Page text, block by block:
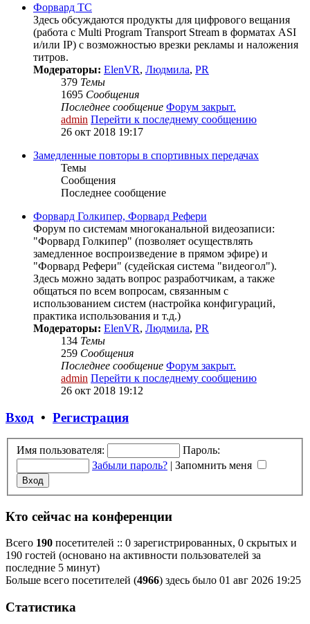
Форвард ТС
Здесь обсуждаются продукты для цифрового вещания
(работа с Multi Program Transport Stream в форматах ASI
и/или IP) с возможностью врезки рекламы и наложения
титров.
Модераторы: ElenVR, Людмила, PR
379 Темы
1695 Сообщения
Последнее сообщение Форум закрыт.
admin Перейти к последнему сообщению
26 окт 2018 19:17
Замедленные повторы в спортивных передачах
Темы
Сообщения
Последнее сообщение
Форвард Голкипер, Форвард Рефери
Форум по системам многоканальной видеозаписи:
"Форвард Голкипер" (позволяет осуществлять
замедленное воспроизведение в прямом эфире) и
"Форвард Рефери" (судейская система "видеогол").
Здесь можно задать вопрос разработчикам, а также
общаться по всем вопросам, связанным с
использованием систем (настройка конфигураций,
практика использования и т.д.)
Модераторы: ElenVR, Людмила, PR
134 Темы
259 Сообщения
Последнее сообщение Форум закрыт.
admin Перейти к последнему сообщению
26 окт 2018 19:12
Вход • Регистрация
Имя пользователя:
Пароль:
Забыли пароль? | Запомнить меня
Кто сейчас на конференции
Всего 190 посетителей :: 0 зарегистрированных, 0 скрытых и
190 гостей (основано на активности пользователей за
последние 5 минут)
Больше всего посетителей (4966) здесь было 01 авг 2026 19:25
Статистика